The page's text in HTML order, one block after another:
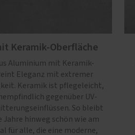
Keramik-Oberfläche
Aluminium mit Keramik-
Eleganz mit extremer
Keramik ist pflegeleicht,
gegenüber UV-
So bleibt
Jahre hinweg schön wie am
für alle, die eine moderne,